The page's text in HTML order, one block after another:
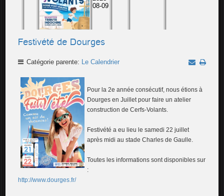
Festivété de Dourges
Catégorie parente: Le Calendrier
Pour la 2e année consécutif, nous étions à
Dourges en Juillet pour faire un atelier
construction de Cerfs-Volants.
Festivété a eu lieu le samedi 22 juillet
après midi au stade Charles de Gaulle.
Toutes les informations sont disponibles sur
:
http://www.dourges.fr/